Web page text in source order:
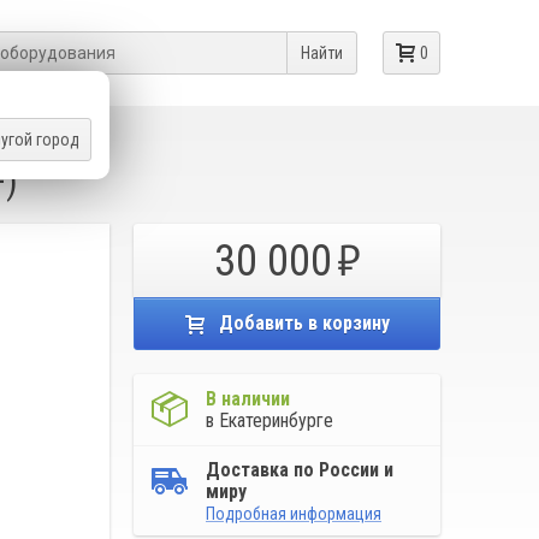
город
Найти 0
30 000
Добавить в корзину
В наличии
в Екатеринбурге
Доставка по России и
миру
Подробная информация